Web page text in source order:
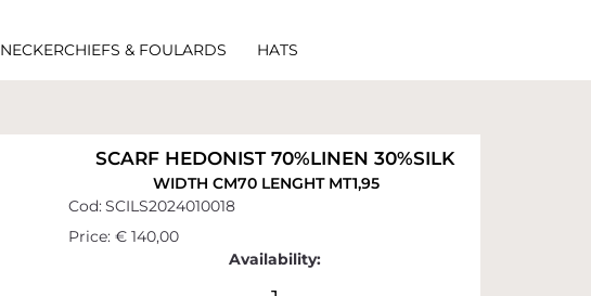
NECKERCHIEFS & FOULARDS HATS
SCARF HEDONIST 70%LINEN 30%SILK
WIDTH CM70 LENGHT MT1,95
Cod:SCILS2024010018
Price: € 140,00
Availability: